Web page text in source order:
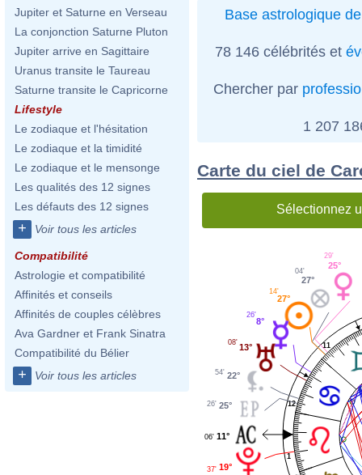
Jupiter et Saturne en Verseau
La conjonction Saturne Pluton
Jupiter arrive en Sagittaire
Uranus transite le Taureau
Saturne transite le Capricorne
Lifestyle
Le zodiaque et l'hésitation
Le zodiaque et la timidité
Le zodiaque et le mensonge
Les qualités des 12 signes
Les défauts des 12 signes
+ Voir tous les articles
Compatibilité
Astrologie et compatibilité
Affinités et conseils
Affinités de couples célèbres
Ava Gardner et Frank Sinatra
Compatibilité du Bélier
+ Voir tous les articles
Base astrologique
78 146 célébrités et
Chercher par
1 207
Carte du ciel de
Sélectionnez
1
11
12
25°
29'
27°
04'
27°
14'
8°
26'
13°
08'
22°
54'
25°
26'
11°
06'
19°
37'